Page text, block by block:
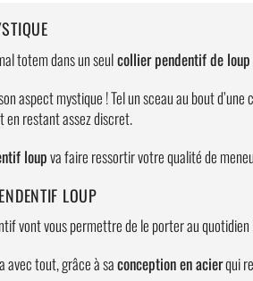
totem dans un seulcollier pendentif de
aspect mystique ! Tel un sceau au bout
en restant assez discret.
loupva faire ressortir votre qualité de
LOUP
vont vous permettre de le porter au quotidien
avec tout, grâce à saconception en acierqui